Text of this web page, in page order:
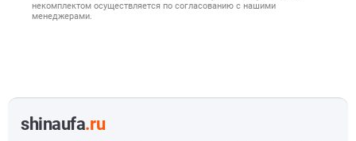
некомплектом осуществляется по согласованию с нашими
менеджерами.
shinaufa.ru